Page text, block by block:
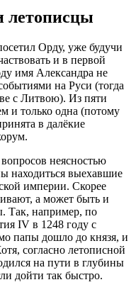
летописцы
Орду, уже будучи
и в первой
имя Александра не
на Руси (тогда
с Литвою). Из пяти
и только одна (потому
в далёкие
неясностью
находиться выехавшие
империи. Скорее
а может быть и
Так, например, по
IV в 1248 году с
папы дошло до князя, и
согласно летописной
на пути в глубины
дойти так быстро.